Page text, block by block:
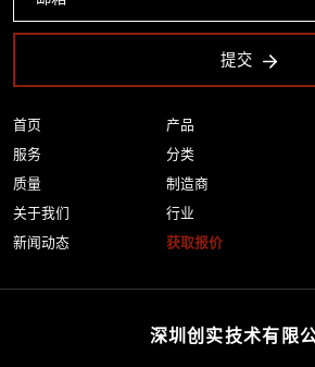
首页
服务
质量
关于我们
新闻动态
产品
分类
制造商
行业
获取报价
提交
深圳创实技术有限